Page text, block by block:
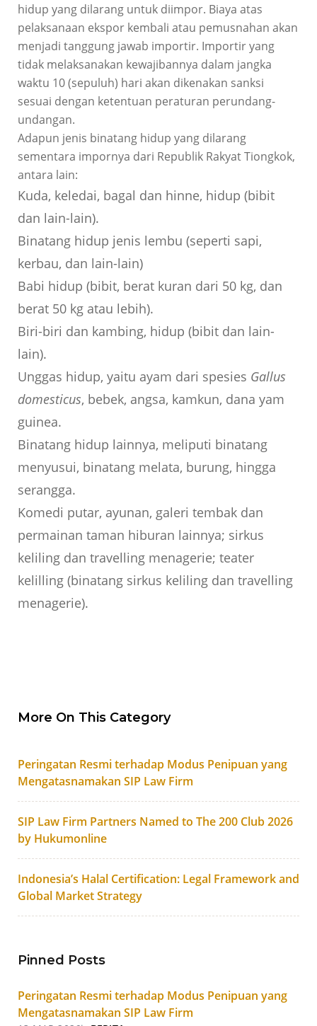
hidup yang dilarang untuk diimpor. Biaya atas
pelaksanaan ekspor kembali atau pemusnahan akan
menjadi tanggung jawab importir. Importir yang
tidak melaksanakan kewajibannya dalam jangka
waktu 10 (sepuluh) hari akan dikenakan sanksi
sesuai dengan ketentuan peraturan perundang-
undangan.
Adapun jenis binatang hidup yang dilarang
sementara impornya dari Republik Rakyat Tiongkok,
antara lain:
Kuda, keledai, bagal dan hinne, hidup (bibit
dan lain-lain).
Binatang hidup jenis lembu (seperti sapi,
kerbau, dan lain-lain)
Babi hidup (bibit, berat kuran dari 50 kg, dan
berat 50 kg atau lebih).
Biri-biri dan kambing, hidup (bibit dan lain-
lain).
Unggas hidup, yaitu ayam dari spesies Gallus
domesticus, bebek, angsa, kamkun, dana yam
guinea.
Binatang hidup lainnya, meliputi binatang
menyusui, binatang melata, burung, hingga
serangga.
Komedi putar, ayunan, galeri tembak dan
permainan taman hiburan lainnya; sirkus
keliling dan travelling menagerie; teater
kelilling (binatang sirkus keliling dan travelling
menagerie).
More On This Category
Peringatan Resmi terhadap Modus Penipuan yang
Mengatasnamakan SIP Law Firm
SIP Law Firm Partners Named to The 200 Club 2026
by Hukumonline
Indonesia’s Halal Certification: Legal Framework and
Global Market Strategy
Pinned Posts
Peringatan Resmi terhadap Modus Penipuan yang
Mengatasnamakan SIP Law Firm